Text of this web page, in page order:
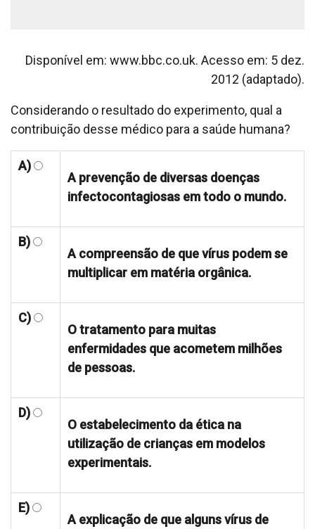
Disponível em: www.bbc.co.uk. Acesso em: 5 dez.
2012 (adaptado).
Considerando o resultado do experimento, qual a
contribuição desse médico para a saúde humana?
A)
A prevenção de diversas doenças
infectocontagiosas em todo o mundo.
B)
A compreensão de que vírus podem se
multiplicar em matéria orgânica.
C)
O tratamento para muitas
enfermidades que acometem milhões
de pessoas.
D)
O estabelecimento da ética na
utilização de crianças em modelos
experimentais.
E)
A explicação de que alguns vírus de